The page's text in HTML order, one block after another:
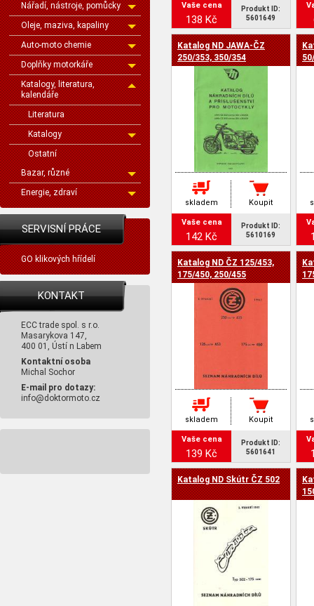
Nářadí, nástroje, pomůcky
Oleje, maziva, kapaliny
Auto-moto chemie
Doplňky motorkáře
Katalogy, literatura,
kalendáře
Literatura
Katalogy
Ostatní
Bazar, různé
Energie, zdraví
SERVISNÍ PRÁCE
GO klikových hřídelí
KONTAKT
ECC trade spol. s r.o.
Masarykova 147,
400 01, Ústí n Labem
Kontaktní osoba
Michal Sochor
E-mail pro dotazy:
info@doktormoto.cz
Vaše cena
138 Kč
Produkt ID:
5601649
Katalog ND JAWA-ČZ
250/353, 350/354
skladem Koupit
Vaše cena
142 Kč
Produkt ID:
5610169
Katalog ND ČZ 125/453,
175/450, 250/455
skladem Koupit
Vaše cena
139 Kč
Produkt ID:
5601641
Katalog ND Skútr ČZ 502